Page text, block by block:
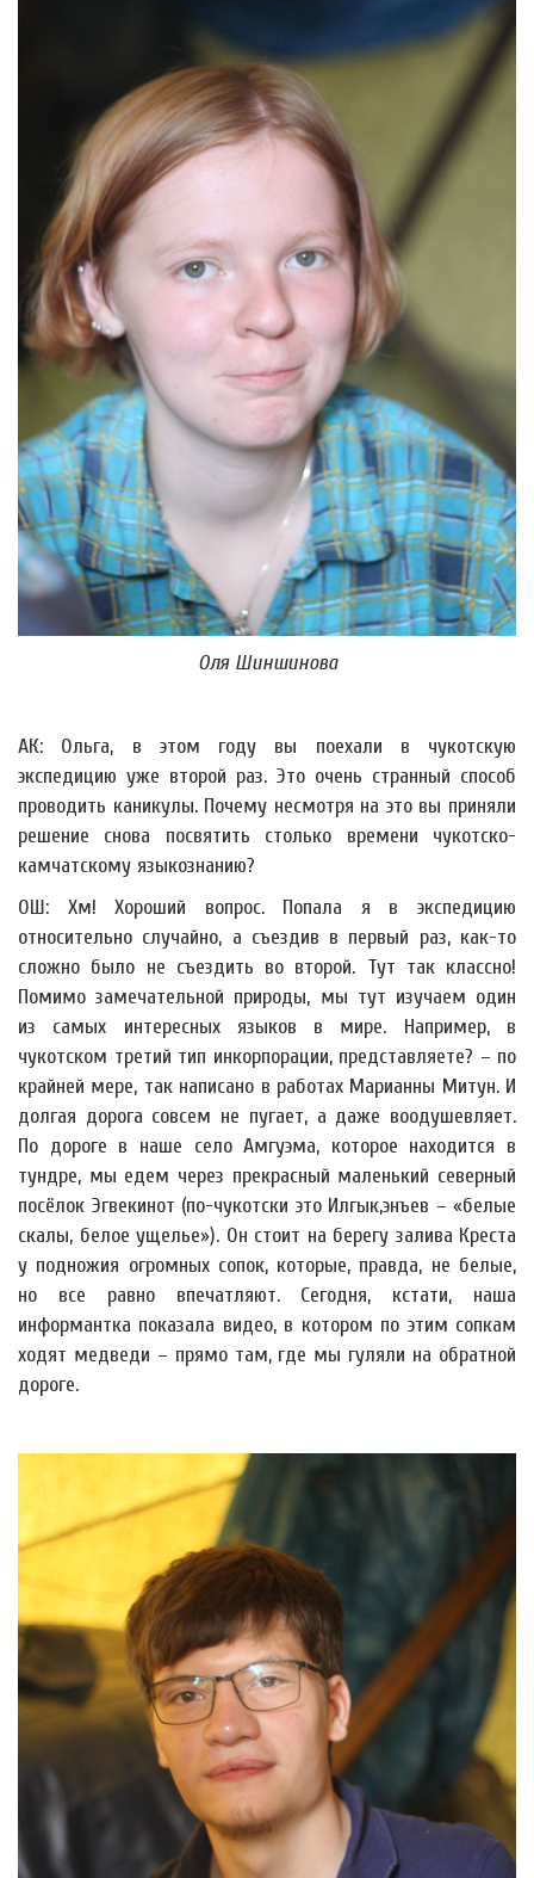
Оля Шиншинова
АК: Ольга, в этом году вы поехали в чукотскую
экспедицию уже второй раз. Это очень странный способ
проводить каникулы. Почему несмотря на это вы приняли
решение снова посвятить столько времени чукотско-
камчатскому языкознанию?
ОШ: Хм! Хороший вопрос. Попала я в экспедицию
относительно случайно, а съездив в первый раз, как-то
сложно было не съездить во второй. Тут так классно!
Помимо замечательной природы, мы тут изучаем один
из самых интересных языков в мире. Например, в
чукотском третий тип инкорпорации, представляете? – по
крайней мере, так написано в работах Марианны Митун. И
долгая дорога совсем не пугает, а даже воодушевляет.
По дороге в наше село Амгуэма, которое находится в
тундре, мы едем через прекрасный маленький северный
посёлок Эгвекинот (по-чукотски это Илгык,энъев – «белые
скалы, белое ущелье»). Он стоит на берегу залива Креста
у подножия огромных сопок, которые, правда, не белые,
но все равно впечатляют. Сегодня, кстати, наша
информантка показала видео, в котором по этим сопкам
ходят медведи – прямо там, где мы гуляли на обратной
дороге.